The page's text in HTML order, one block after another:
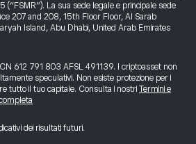
(“FSMR”). La sua sede legale e principale sede
207 and 208, 15th Floor Floor, Al Sarab
Island, Abu Dhabi, United Arab Emirates
612 791 803 AFSL 491139. I criptoasset non
speculativi. Non esiste protezione per i
tutto il tuo capitale. Consulta i nostri Termini e
dei risultati futuri.